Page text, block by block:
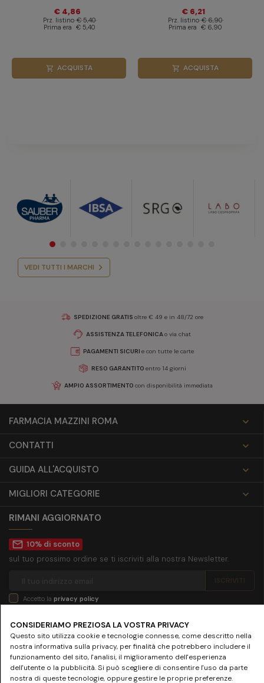
€ 4,86
Prz. listino € 5,40
Prima era € 5,40
shopping_cart ACQUISTA
€ 6,21
Prz. listino € 6,90
Prima era € 6,90
shopping_cart ACQUISTA
VEDI TUTTI I MARCHI
SPEDIZIONE GRATIS oltre € 49 e in 48/72 ore
ASSISTENZA TELEFONICAo via chat
PAGAMENTI SICURI e con tutte le carte
RESO GARANTITO entro 14 giorni
AMPIO ASSORTIMENTO con disponibilità immediata
FARMACIA MAZZINI ROMA

CONTATTI

GUIDA ALL'ACQUISTO

MIGLIORI CATEGORIE

RIMANI AGGIORNATO
mail_outline 10% di sconto
sul tuo prossimo ordine se ti iscriviti alla nostra Newsletter.
Accetto la privacy policy
SEGUICI SU
CONSIDERIAMO PREZIOSA LA VOSTRA PRIVACY
Questo sito utilizza cookie e tecnologie connesse, come descritto nella
nostra informativa sulla privacy, per finalità che potrebbero includere il
funzionamento del sito, l'analisi, il miglioramento dell'esperienza
dell'utente o la pubblicità. Si può scegliere di consentire l'uso da parte
nostra di queste tecnologie, oppure gestire le proprie preferenze.